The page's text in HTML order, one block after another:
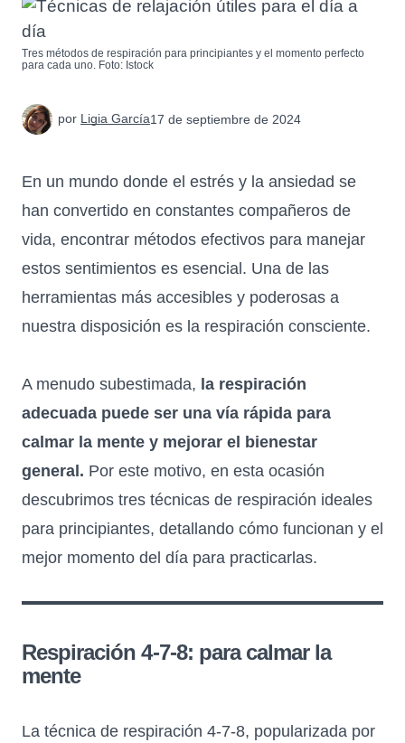
Tres métodos de respiración para principiantes y el momento perfecto
para cada uno. Foto: Istock
por Ligia García17 de septiembre de 2024
En un mundo donde el estrés y la ansiedad se
han convertido en constantes compañeros de
vida, encontrar métodos efectivos para manejar
estos sentimientos es esencial. Una de las
herramientas más accesibles y poderosas a
nuestra disposición es la respiración consciente.
A menudo subestimada, la respiración
adecuada puede ser una vía rápida para
calmar la mente y mejorar el bienestar
general. Por este motivo, en esta ocasión
descubrimos tres técnicas de respiración ideales
para principiantes, detallando cómo funcionan y el
mejor momento del día para practicarlas.
Respiración 4-7-8: para calmar la
mente
La técnica de respiración 4-7-8, popularizada por